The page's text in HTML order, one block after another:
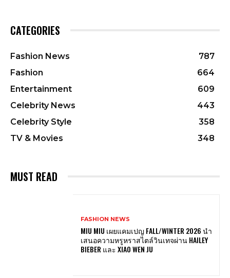
CATEGORIES
Fashion News
787
Fashion
664
Entertainment
609
Celebrity News
443
Celebrity Style
358
TV & Movies
348
MUST READ
FASHION NEWS
MIU MIU เผยแคมเปญ FALL/WINTER 2026 นำ
เสนอความหรูหราสไตล์วินเทจผ่าน HAILEY
BIEBER และ XIAO WEN JU